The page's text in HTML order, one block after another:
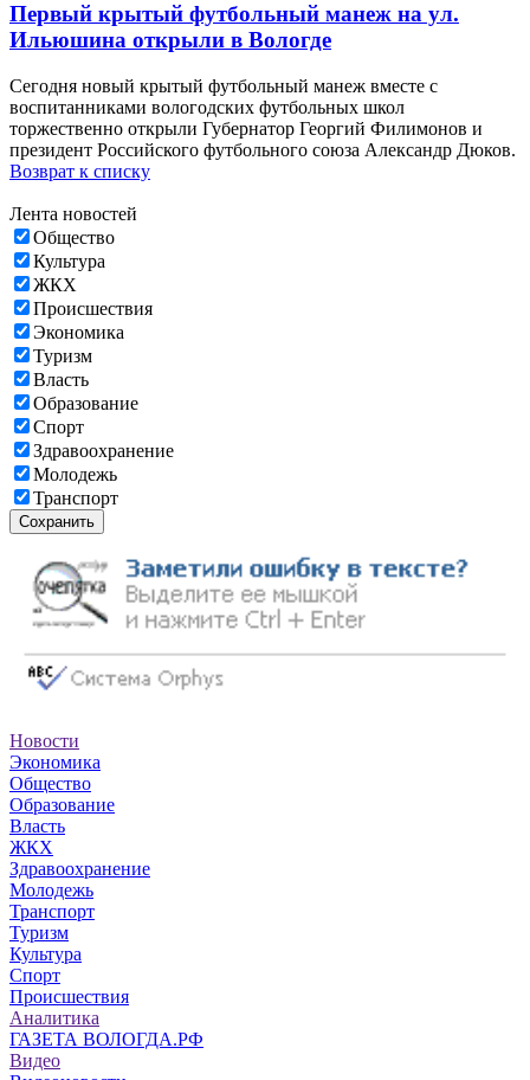
Первый крытый футбольный манеж на ул.
Ильюшина открыли в Вологде
Сегодня новый крытый футбольный манеж вместе с
воспитанниками вологодских футбольных школ
торжественно открыли Губернатор Георгий Филимонов и
президент Российского футбольного союза Александр Дюков.
Возврат к списку
Лента новостей
Общество
Культура
ЖКХ
Происшествия
Экономика
Туризм
Власть
Образование
Спорт
Здравоохранение
Молодежь
Транспорт
Сохранить
Новости
Экономика
Общество
Образование
Власть
ЖКХ
Здравоохранение
Молодежь
Транспорт
Туризм
Культура
Спорт
Происшествия
Аналитика
ГАЗЕТА ВОЛОГДА.РФ
Видео